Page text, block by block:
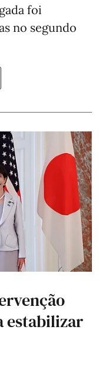
foi
no segundo
estabilizar